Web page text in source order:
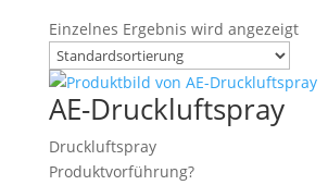
Einzelnes Ergebnis wird angezeigt
AE-Druckluftspray
Druckluftspray
Produktvorführung?